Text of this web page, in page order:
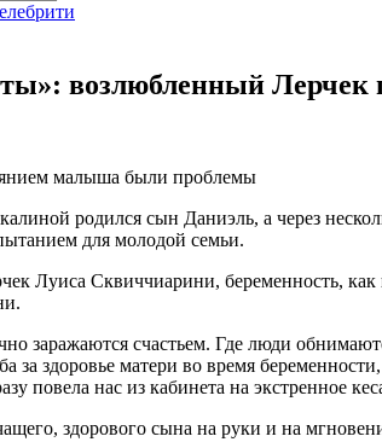
возлюбленный Лерчек
малыша были проблемы
родился сын Даниэль, а через
для молодой семьи.
Луиса Сквиччиарини, беременность,
заражаются счастьем. Где люди
здоровье матери во время
повела нас из кабинета на экстренное
здорового сына на руки и на